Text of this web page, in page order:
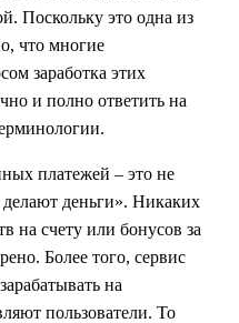
Поскольку это одна из
что многие
заработка этих
и полно ответить на
платежей – это не
деньги». Никаких
на счету или бонусов за
Более того, сервис
на
пользователи. То